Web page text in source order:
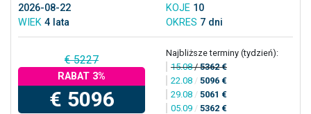
2026-08-22
KOJE 10
WIEK 4 lata OKRES 7 dni
€ 5227
RABAT 3%
€ 5096
Najbliższe terminy (tydzień):
15.08/5362 €
22.08 / 5096 €
29.08 / 5061 €
05.09 / 5362 €